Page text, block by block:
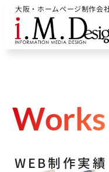
大阪・ホームページ制作会
Works
WEB制作実績